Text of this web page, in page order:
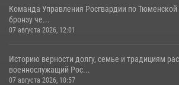
Команда Управления Росгвардии по Тюменской
бронзу че...
07 августа 2026, 12:01
Историю верности долгу, семье и традициям
военнослужащий Рос...
07 августа 2026, 10:57